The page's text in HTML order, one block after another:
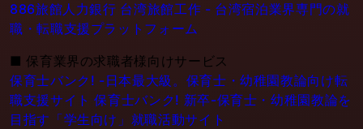
886旅館人力銀行 台湾旅館工作 - 台湾宿泊業界専門の就
職・転職支援プラットフォーム
■ 保育業界の求職者様向けサービス
保育士バンク! -日本最大級。保育士・幼稚園教論向け転
職支援サイト 保育士バンク! 新卒-保育士・幼稚園教論を
目指す「学生向け」就職活動サイト